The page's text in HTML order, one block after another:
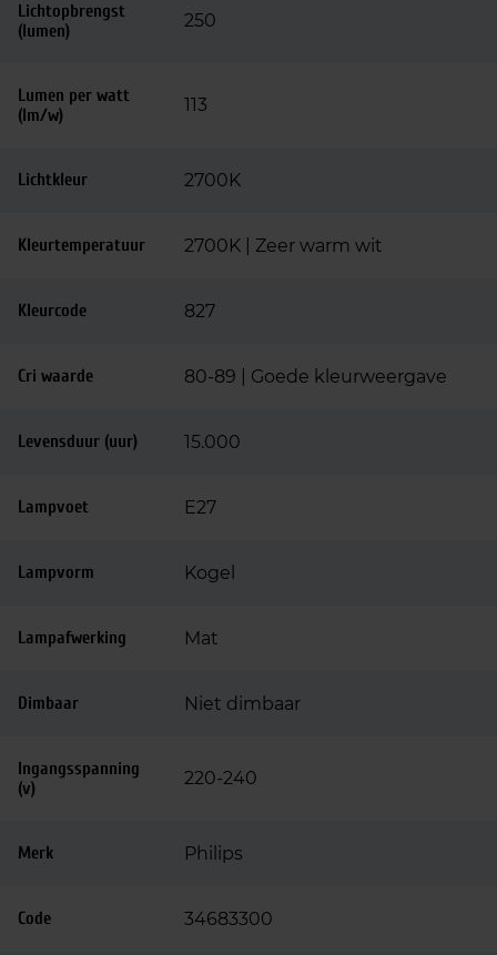
Lichtopbrengst
(lumen)
250
Lumen per watt
(lm/w)
113
Lichtkleur 2700K
Kleurtemperatuur 2700K | Zeer warm wit
Kleurcode 827
Cri waarde 80-89 | Goede kleurweergave
Levensduur (uur) 15.000
Lampvoet E27
Lampvorm Kogel
Lampafwerking Mat
Dimbaar Niet dimbaar
Ingangsspanning
(v)
220-240
Merk Philips
Code 34683300